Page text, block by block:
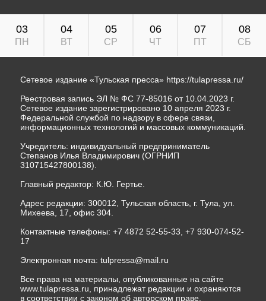
03
ПН
04
ВТ
05
СР
06
ЧТ
07
ПТ
08
СБ
Сетевое издание «Тульская пресса» https://tulapressa.ru/
Реестровая запись ЭЛ № ФС 77-85016 от 10.04.2023 г.
Сетевое издание зарегистрировано 10 апреля 2023 г.
Федеральной службой по надзору в сфере связи,
информационных технологий и массовых коммуникаций.
Учредитель: индивидуальный предприниматель
Степанов Илья Владимирович (ОГРНИП
310715427800138).
Главный редактор: К.Ю. Гертье.
Адрес редакции: 300012, Тульская область, г. Тула, ул.
Михеева, 17, офис 304.
Контактные телефоны: +7 4872 52-55-33, +7 930-074-52-
17
Электронная почта: tulpressa@mail.ru
Все права на материалы, опубликованные на сайте
www.tulapressa.ru, принадлежат редакции и охраняются
в соответствии с законом об авторском праве.